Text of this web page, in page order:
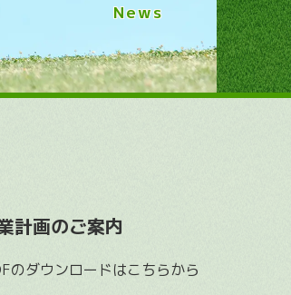
News
計画のご案内
ダウンロードはこちらから